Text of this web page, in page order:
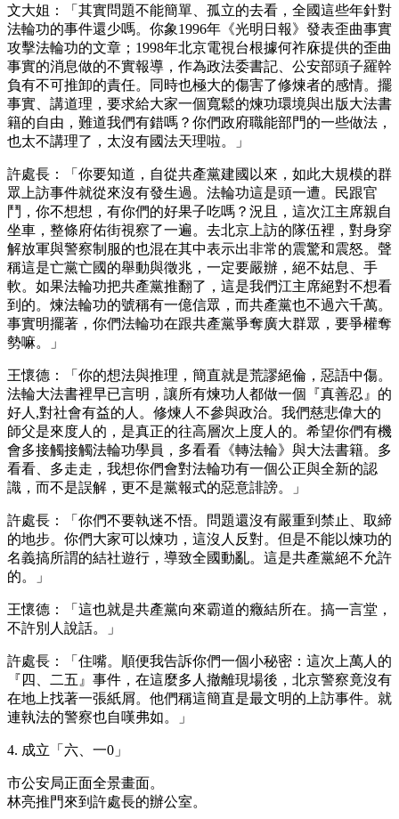
文大姐：「其實問題不能簡單、孤立的去看，全國這些年針對
法輪功的事件還少嗎。你象1996年《光明日報》發表歪曲事實
攻擊法輪功的文章；1998年北京電視台根據何祚庥提供的歪曲
事實的消息做的不實報導，作為政法委書記、公安部頭子羅幹
負有不可推卸的責任。同時也極大的傷害了修煉者的感情。擺
事實、講道理，要求給大家一個寬鬆的煉功環境與出版大法書
籍的自由，難道我們有錯嗎？你們政府職能部門的一些做法，
也太不講理了，太沒有國法天理啦。」
許處長：「你要知道，自從共產黨建國以來，如此大規模的群
眾上訪事件就從來沒有發生過。法輪功這是頭一遭。民跟官
鬥，你不想想，有你們的好果子吃嗎？況且，這次江主席親自
坐車，整條府佑街視察了一遍。去北京上訪的隊伍裡，對身穿
解放軍與警察制服的也混在其中表示出非常的震驚和震怒。聲
稱這是亡黨亡國的舉動與徵兆，一定要嚴辦，絕不姑息、手
軟。如果法輪功把共產黨推翻了，這是我們江主席絕對不想看
到的。煉法輪功的號稱有一億信眾，而共產黨也不過六千萬。
事實明擺著，你們法輪功在跟共產黨爭奪廣大群眾，要爭權奪
勢嘛。」
王懷德：「你的想法與推理，簡直就是荒謬絕倫，惡語中傷。
法輪大法書裡早已言明，讓所有煉功人都做一個『真善忍』的
好人,對社會有益的人。修煉人不參與政治。我們慈悲偉大的
師父是來度人的，是真正的往高層次上度人的。希望你們有機
會多接觸接觸法輪功學員，多看看《轉法輪》與大法書籍。多
看看、多走走，我想你們會對法輪功有一個公正與全新的認
識，而不是誤解，更不是黨報式的惡意誹謗。」
許處長：「你們不要執迷不悟。問題還沒有嚴重到禁止、取締
的地步。你們大家可以煉功，這沒人反對。但是不能以煉功的
名義搞所謂的結社遊行，導致全國動亂。這是共產黨絕不允許
的。」
王懷德：「這也就是共產黨向來霸道的癥結所在。搞一言堂，
不許別人說話。」
許處長：「住嘴。順便我告訴你們一個小秘密：這次上萬人的
『四、二五』事件，在這麼多人撤離現場後，北京警察竟沒有
在地上找著一張紙屑。他們稱這簡直是最文明的上訪事件。就
連執法的警察也自嘆弗如。」
4. 成立「六、一0」
市公安局正面全景畫面。
林亮推門來到許處長的辦公室。